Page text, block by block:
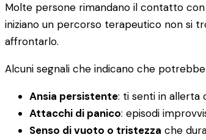
Molte persone rimandano il contatto
iniziano un percorso terapeutico non si
affrontarlo.
Alcuni segnali che indicano che
Ansia persistente: ti senti in allerta
Attacchi di panico: episodi
Senso di vuoto o tristezza che